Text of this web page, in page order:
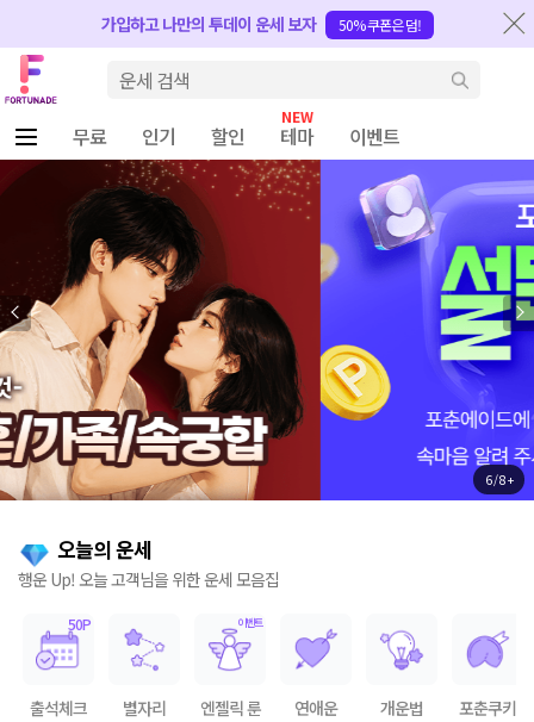
반복내용 건너뛰기
가입하고 나만의 투데이 운세 보자 50% 쿠폰은 덤!
무료 인기 할인 테마 이벤트
6 / 8 +
오늘의 운세
행운 Up! 오늘 고객님을 위한 운세 모음집
출석체크 별자리 엔젤릭 룬 연애운 개운법 포춘쿠키